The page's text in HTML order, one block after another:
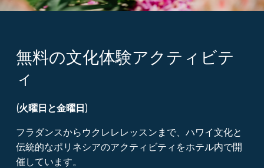
無料の文化体験アクティビテ
ィ
(火曜日と金曜日)
フラダンスからウクレレレッスンまで、ハワイ文化と
伝統的なポリネシアのアクティビティをホテル内で開
催しています。